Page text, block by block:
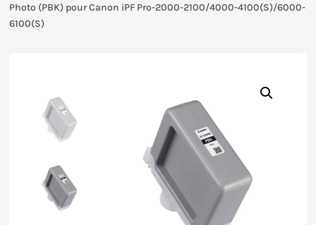
Photo (PBK) pour Canon iPF Pro-2000-2100/4000-4100(S)/6000-
6100(S)